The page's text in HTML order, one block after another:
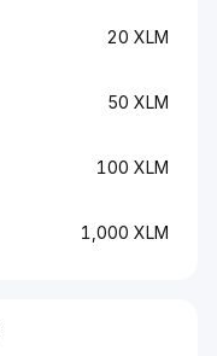
20 XLM
50 XLM
100 XLM
1,000 XLM